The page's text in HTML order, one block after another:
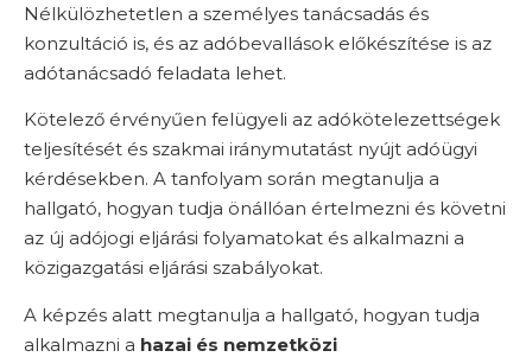
Nélkülözhetetlen a személyes tanácsadás és
konzultáció is, és az adóbevallások előkészítése is az
adótanácsadó feladata lehet.
Kötelező érvényűen felügyeli az adókötelezettségek
teljesítését és szakmai iránymutatást nyújt adóügyi
kérdésekben. A tanfolyam során megtanulja a
hallgató, hogyan tudja önállóan értelmezni és követni
az új adójogi eljárási folyamatokat és alkalmazni a
közigazgatási eljárási szabályokat.
A képzés alatt megtanulja a hallgató, hogyan tudja
alkalmazni a hazai és nemzetközi